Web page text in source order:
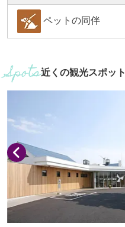
ペットの同伴
近くの観光スポット